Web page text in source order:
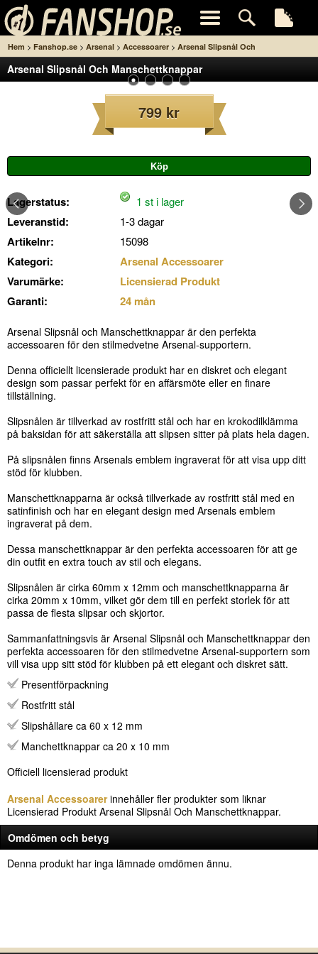
Hem > Fanshop.se > Arsenal > Accessoarer > Arsenal Slipsnål Och
Manschettknappar
Arsenal Slipsnål Och Manschettknappar
799 kr
Lagerstatus: 1 st i lager
Leveranstid: 1-3 dagar
Artikelnr: 15098
Kategori:
Arsenal Accessoarer
Varumärke:
Licensierad Produkt
Garanti:
24 mån
Arsenal Slipsnål och Manschettknappar är den perfekta
accessoaren för den stilmedvetne Arsenal-supportern.
Denna officiellt licensierade produkt har en diskret och elegant
design som passar perfekt för en affärsmöte eller en finare
tillställning.
Slipsnålen är tillverkad av rostfritt stål och har en krokodilklämma
på baksidan för att säkerställa att slipsen sitter på plats hela dagen.
På slipsnålen finns Arsenals emblem ingraverat för att visa upp ditt
stöd för klubben.
Manschettknapparna är också tillverkade av rostfritt stål med en
satinfinish och har en elegant design med Arsenals emblem
ingraverat på dem.
Dessa manschettknappar är den perfekta accessoaren för att ge
din outfit en extra touch av stil och elegans.
Slipsnålen är cirka 60mm x 12mm och manschettknapparna är
cirka 20mm x 10mm, vilket gör dem till en perfekt storlek för att
passa de flesta slipsar och skjortor.
Sammanfattningsvis är Arsenal Slipsnål och Manschettknappar den
perfekta accessoaren för den stilmedvetne Arsenal-supportern som
vill visa upp sitt stöd för klubben på ett elegant och diskret sätt.
Presentförpackning
Rostfritt stål
Slipshållare ca 60 x 12 mm
Manchettknappar ca 20 x 10 mm
Officiell licensierad produkt
Arsenal Accessoarerinnehåller fler produkter som liknar
Licensierad Produkt Arsenal Slipsnål Och Manschettknappar.
Omdömen och betyg
Denna produkt har inga lämnade omdömen ännu.